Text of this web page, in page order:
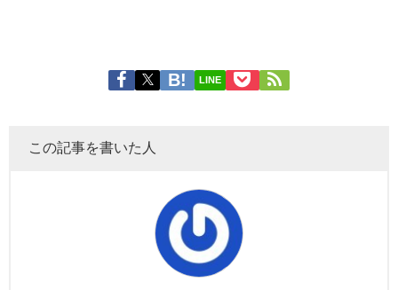
LINE
この記事を書いた人